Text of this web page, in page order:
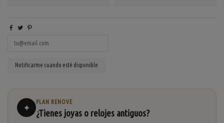
✦
PLAN RENOVE
¿Tienes joyas o relojes antiguos?